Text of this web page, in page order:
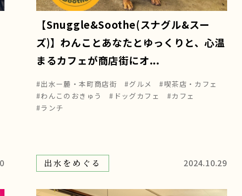
【Snuggle&Soothe(スナグル&スー
ズ)】わんことあなたとゆっくりと、心温
まるカフェが商店街にオ...
#出水ー麓・本町商店街 #グルメ
#喫茶店・カフェ
#わんこのおきゅう
#ドッグカフェ
#カフェ
#ランチ
出水をめぐる 2024.10.29